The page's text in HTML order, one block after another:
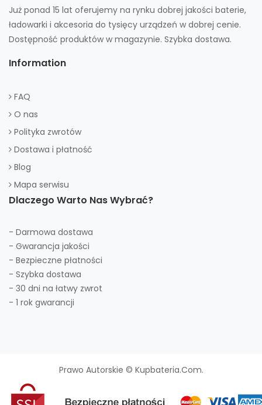
Już ponad 15 lat oferujemy na rynku dobrej jakości baterie,
ładowarki i akcesoria do tysięcy urządzeń w dobrej cenie.
Dostępność produktów w magazynie. Szybka dostawa.
Information
FAQ
O nas
Polityka zwrotów
Dostawa i płatność
Blog
Mapa serwisu
Dlaczego Warto Nas Wybrać?
- Darmowa dostawa
- Gwarancja jakości
- Bezpieczne płatności
- Szybka dostawa
- 30 dni na łatwy zwrot
- 1 rok gwarancji
Prawo Autorskie © Kupbateria.com.